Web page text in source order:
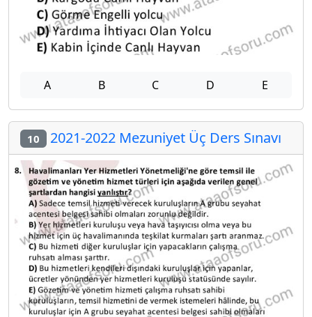
A B C D E
10 2021-2022 Mezuniyet Üç Ders Sınavı